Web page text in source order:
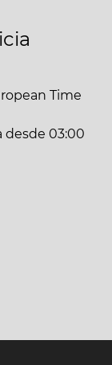
Time
desde 03:00